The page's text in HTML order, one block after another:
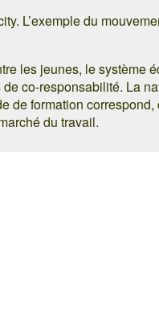
L’exemple du
les jeunes, le système
co-responsabilité. La
de formation
du travail.